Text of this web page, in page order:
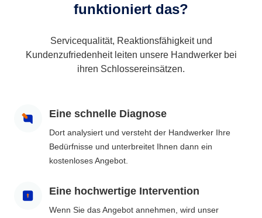
funktioniert das?
Servicequalität, Reaktionsfähigkeit und
Kundenzufriedenheit leiten unsere Handwerker bei
ihren Schlossereinsätzen.
Eine schnelle Diagnose
Dort analysiert und versteht der Handwerker Ihre
Bedürfnisse und unterbreitet Ihnen dann ein
kostenloses Angebot.
Eine hochwertige Intervention
Wenn Sie das Angebot annehmen, wird unser